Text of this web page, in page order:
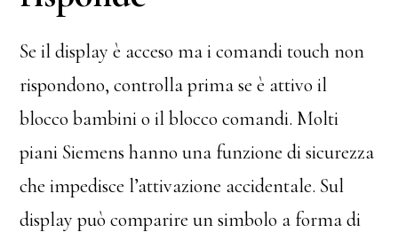
Se il display è acceso ma i comandi touch non
rispondono, controlla prima se è attivo il
blocco bambini o il blocco comandi. Molti
piani Siemens hanno una funzione di sicurezza
che impedisce l’attivazione accidentale. Sul
display può comparire un simbolo a forma di